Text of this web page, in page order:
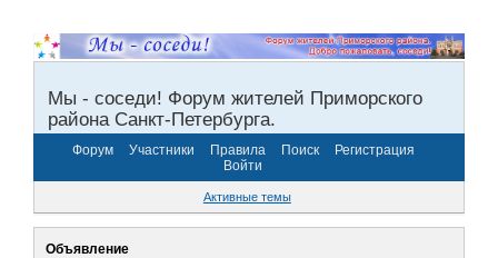
Мы - соседи! Форум жителей Приморского
района Санкт-Петербурга.
Форум Участники Правила Поиск
Регистрация
Войти
Активные темы
Объявление